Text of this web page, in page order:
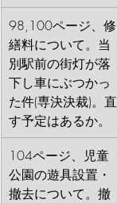
98,100ページ、修
繕料について。当
別駅前の街灯が落
下し車にぶつかっ
た件(専決決裁)。直
す予定はあるか。
104ページ、児童
公園の遊具設置・
撤去について。撤